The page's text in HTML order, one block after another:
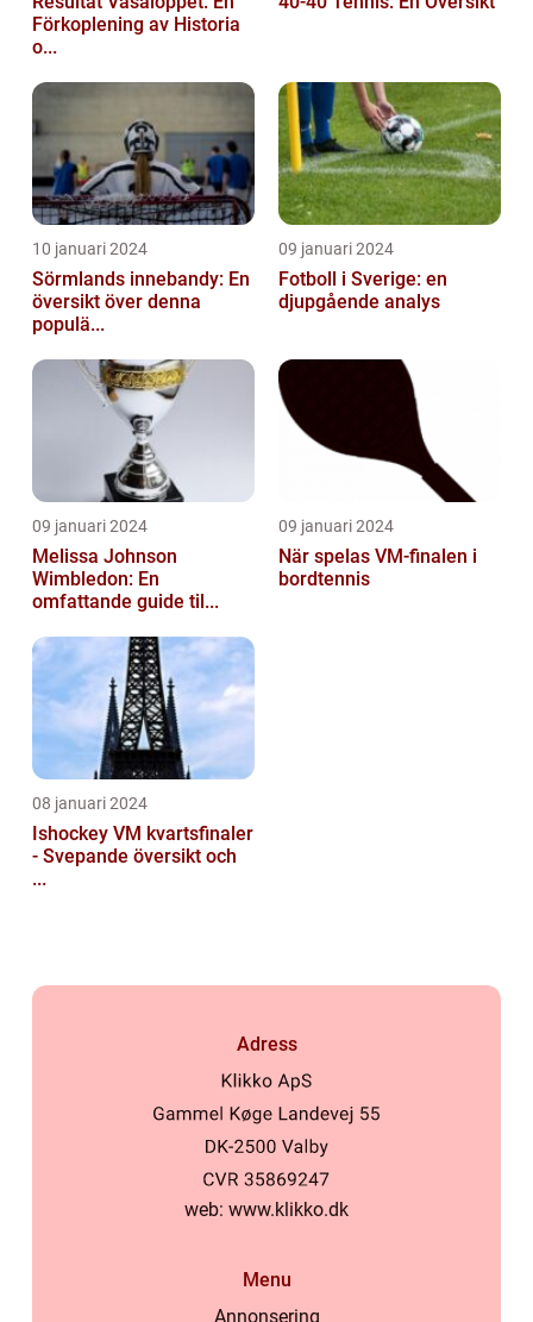
Förkoplening av Historia
o...
10 januari 2024
Sörmlands innebandy: En
översikt över denna
populä...
09 januari 2024
Fotboll i Sverige: en
djupgående analys
09 januari 2024
Melissa Johnson
Wimbledon: En
omfattande guide til...
09 januari 2024
När spelas VM-finalen i
bordtennis
08 januari 2024
Ishockey VM kvartsfinaler
- Svepande översikt och
...
Adress
web: www.klikko.dk
Menu
Annonsering